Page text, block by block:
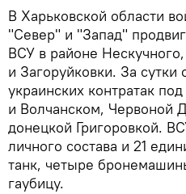
В Харьковской области
"Север" и "Запад"
ВСУ в районе
и Загоруйковки. За
украинских контратак
и Волчанском, Червоной
донецкой Григоровкой.
личного состава и 21
танк, четыре
гаубицу.